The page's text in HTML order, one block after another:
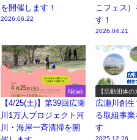
を開催します！
2026.06.22
こフェス
す！
2026.04.21
News
【4/25(土)】第39回広瀬
川1万人プロジェクト河
川・海岸一斉清掃を開
【活動団体の
プラン参加事
広瀬川創
る取組事業
す
2025.12.26